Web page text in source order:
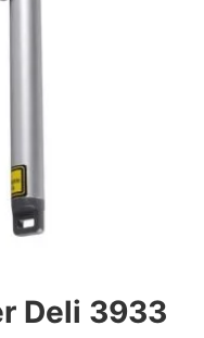
Deli 3933